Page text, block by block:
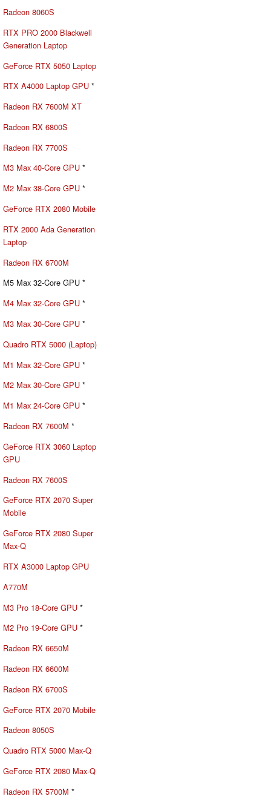
Radeon 8060S
RTX PRO 2000 Blackwell
Generation Laptop
GeForce RTX 5050 Laptop
RTX A4000 Laptop GPU *
Radeon RX 7600M XT
Radeon RX 6800S
Radeon RX 7700S
M3 Max 40-Core GPU *
M2 Max 38-Core GPU *
GeForce RTX 2080 Mobile
RTX 2000 Ada Generation
Laptop
Radeon RX 6700M
M5 Max 32-Core GPU *
M4 Max 32-Core GPU *
M3 Max 30-Core GPU *
Quadro RTX 5000 (Laptop)
M1 Max 32-Core GPU *
M2 Max 30-Core GPU *
M1 Max 24-Core GPU *
Radeon RX 7600M *
GeForce RTX 3060 Laptop
GPU
Radeon RX 7600S
GeForce RTX 2070 Super
Mobile
GeForce RTX 2080 Super
Max-Q
RTX A3000 Laptop GPU
A770M
M3 Pro 18-Core GPU *
M2 Pro 19-Core GPU *
Radeon RX 6650M
Radeon RX 6600M
Radeon RX 6700S
GeForce RTX 2070 Mobile
Radeon 8050S
Quadro RTX 5000 Max-Q
GeForce RTX 2080 Max-Q
Radeon RX 5700M *